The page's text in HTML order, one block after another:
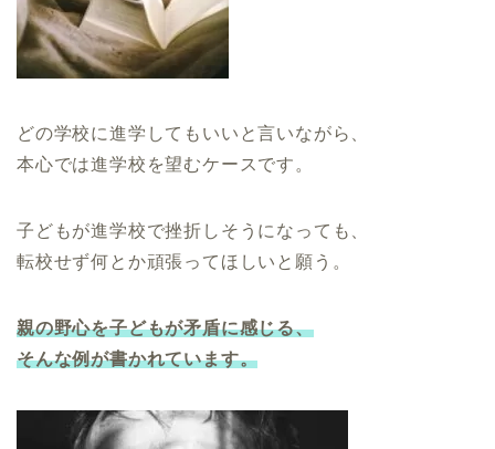
どの学校に進学してもいいと言いながら、
本心では進学校を望むケースです。
子どもが進学校で挫折しそうになっても、
転校せず何とか頑張ってほしいと願う。
親の野心を子どもが矛盾に感じる、
そんな例が書かれています。